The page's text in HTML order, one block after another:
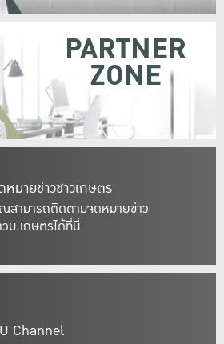
หมายข่าวชาวเกษตร
สามารถติดตามจดหมายข่าว
วม.เกษตรได้ที่นี่
PARTNER
ZONE
Channel